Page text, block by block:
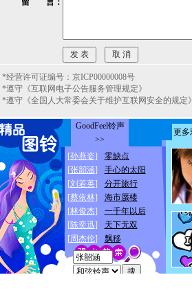
留 言：
*经营许可证编号：京ICP00000008号
*遵守《互联网电子公告服务管理规定》
*遵守《全国人大常委会关于维护互联网安全的规定》